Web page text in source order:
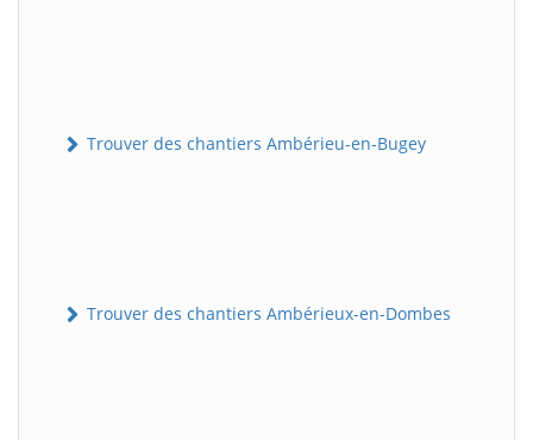
Trouver des chantiers Ambérieu-en-Bugey
Trouver des chantiers Ambérieux-en-Dombes